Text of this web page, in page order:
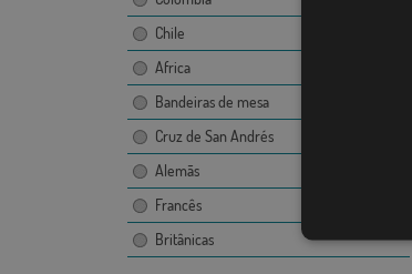
Chile
Africa
Bandeiras de mesa
Cruz de San Andrés
Alemãs
Francês
Britânicas